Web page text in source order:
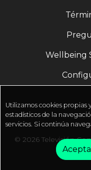
Wellbeing
© 2026 Televisión
por
Utilizamos cookies
estadísticos de la
servicios. Si continúa